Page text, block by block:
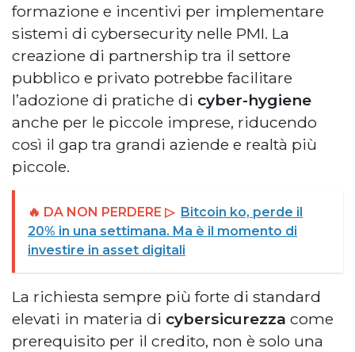
formazione e incentivi per implementare
sistemi di cybersecurity nelle PMI. La
creazione di partnership tra il settore
pubblico e privato potrebbe facilitare
l’adozione di pratiche di cyber-hygiene
anche per le piccole imprese, riducendo
così il gap tra grandi aziende e realtà più
piccole.
🔥 DA NON PERDERE ▷ Bitcoin ko, perde il
20% in una settimana. Ma è il momento di
investire in asset digitali
La richiesta sempre più forte di standard
elevati in materia di cybersicurezza come
prerequisito per il credito, non è solo una